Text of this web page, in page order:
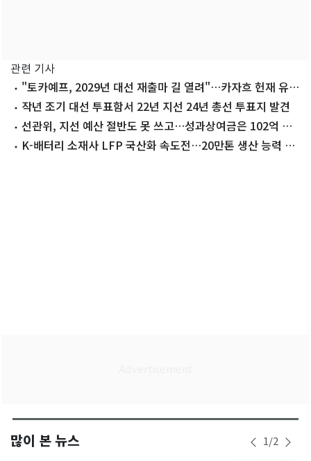
관련 기사
"토카예프, 2029년 대선 재출마 길 열려"…카자흐 헌재 유권
해석작년 조기 대선 투표함서 22년 지선 24년 총선 투표지 발견
선관위, 지선 예산 절반도 못 쓰고…성과상여금은 102억 집
행 K-배터리 소재사 LFP 국산화 속도전…20만톤 생산 능력 갖
많이 본 뉴스 1/2